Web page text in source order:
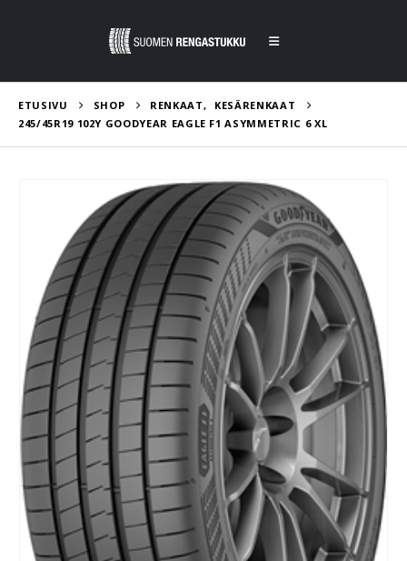
ETUSIVU SHOP RENKAAT,
KESÄRENKAAT
245/45R19 102Y GOODYEAR EAGLE F1 ASYMMETRIC 6 XL